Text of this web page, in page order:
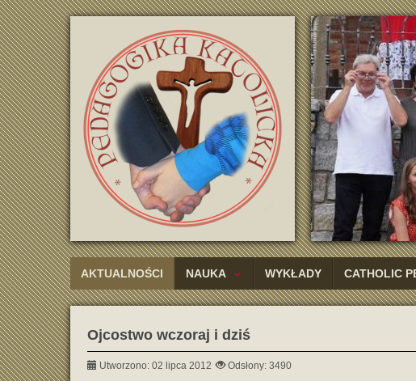
AKTUALNOŚCI NAUKA WYKŁADY CATHOLIC
Ojcostwo wczoraj i dziś
Utworzono: 02 lipca 2012 Odsłony: 3490